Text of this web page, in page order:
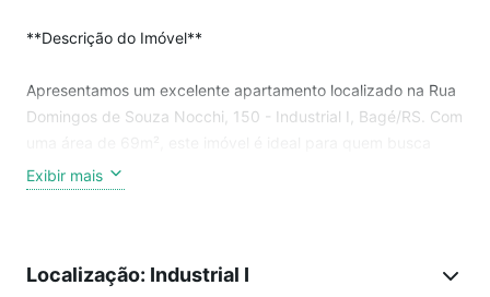
**Descrição do Imóvel**
Apresentamos um excelente apartamento localizado na Rua
Domingos de Souza Nocchi, 150 - Industrial I, Bagé/RS. Com
conforto e praticidade em um só lugar.
- **Dormitórios:** 3, sendo 1 suíte, proporcionando
Exibir mais
Localização: Industrial I